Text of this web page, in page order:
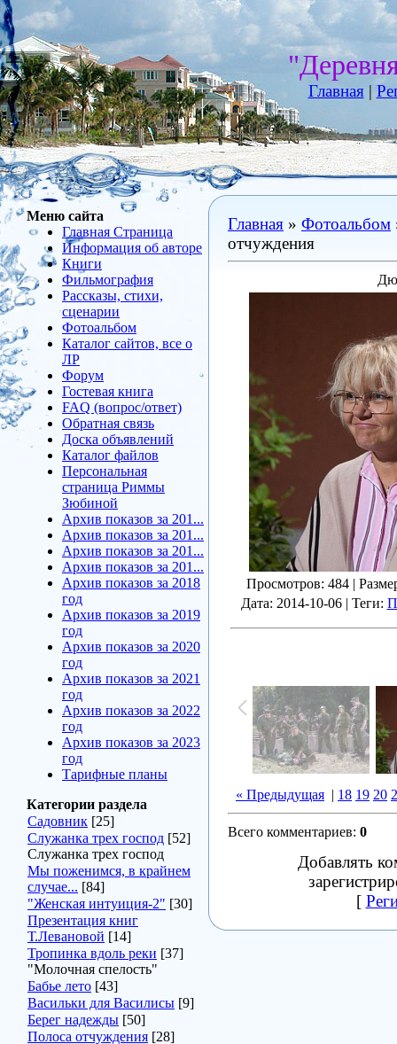
Главная|
Меню сайта
Главная Страница
Информация об авторе
Книги
Фильмография
Рассказы, стихи,
сценарии
Фотоальбом
Каталог сайтов, все о
ЛР
Форум
Гостевая книга
FAQ (вопрос/ответ)
Обратная связь
Доска объявлений
Каталог файлов
Персональная
страница Риммы
Зюбиной
Архив показов за 201...
Архив показов за 201...
Архив показов за 201...
Архив показов за 201...
Архив показов за 2018
год
Архив показов за 2019
год
Архив показов за 2020
год
Архив показов за 2021
год
Архив показов за 2022
год
Архив показов за 2023
год
Тарифные планы
Категории раздела
Садовник [25]
Служанка трех господ [52]
Служанка трех господ
Мы поженимся, в крайнем
случае... [84]
"Женская интуиция-2" [30]
Презентация книг
Т.Левановой [14]
Тропинка вдоль реки [37]
"Молочная спелость"
Бабье лето [43]
Васильки для Василисы [9]
Берег надежды [50]
Полоса отчуждения [28]
Главная » Фотоальбом
отчуждения
Просмотров: 484 |
Дата: 2014-10-06 | Теги:
« Предыдущая | 18 19 20
Всего комментариев: 0
Добавлять
[